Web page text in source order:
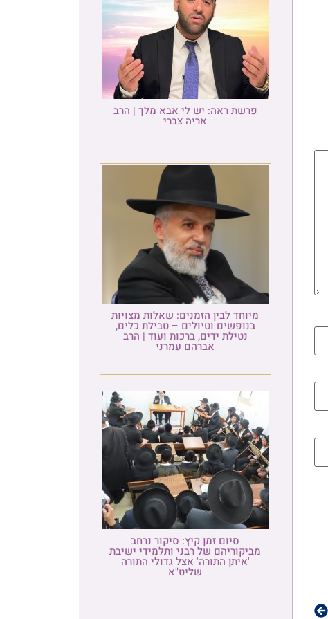
פרשת ראה: יש לי אבא מלך | הרב
אריה צברי
מיוחד לבין הזמנים: שאלות מצויות
בנופשים וטיולים – טבילת כלים,
נטילת ידים, ברכות ועוד | הרב
אברהם עמרני
סיום זמן קיץ: סיקור נרחב
מביקוריהם של רבני ותלמידי ישיבת
'איתן התורה' אצל גדולי התורה
שליט"א